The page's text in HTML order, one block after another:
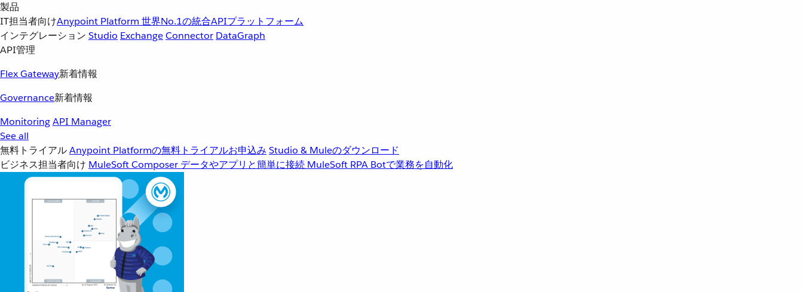
製品
IT担当者向けAnypoint Platform 世界No.1の統合APIプラットフォーム
インテグレーション Studio ExchangeConnector DataGraph
API管理
Flex Gateway新着情報
Governance新着情報
MonitoringAPI Manager
See all
無料トライアルAnypoint Platformの無料トライアルお申込み Studio & Muleのダウンロード
ビジネス担当者向け MuleSoft Composer データやアプリと簡単に接続 MuleSoft RPA Botで業務を自動化